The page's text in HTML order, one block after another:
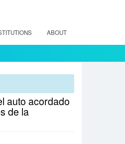
ABOUT
auto acordado
de la